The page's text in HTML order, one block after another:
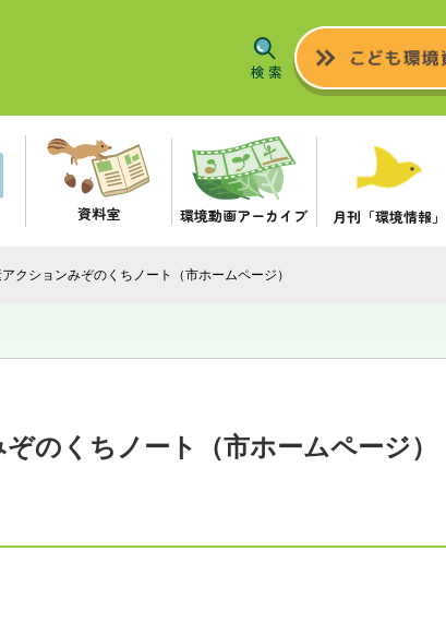
資料室 環境動画アーカイブ 月刊「環境情報」
アクションみぞのくちノート（市ホームページ）
のくちノート（市ホームページ）